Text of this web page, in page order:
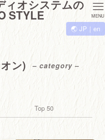
ィオシステムの
STYLE MENU
ン) – category –
Top 50
🌏 JP｜en